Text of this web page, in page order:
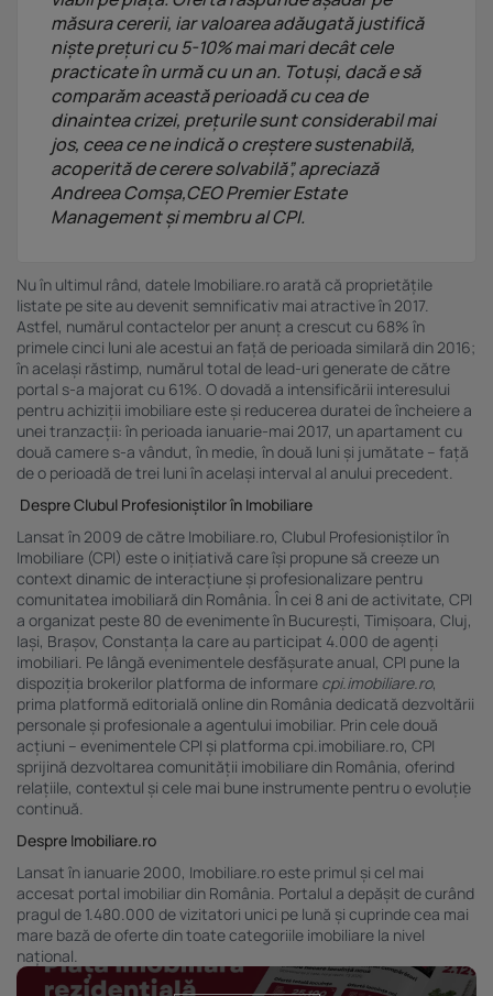
măsura cererii, iar valoarea adăugată justifică
niște prețuri cu 5-10% mai mari decât cele
practicate în urmă cu un an. Totuși, dacă e să
comparăm această perioadă cu cea de
dinaintea crizei, prețurile sunt considerabil mai
jos, ceea ce ne indică o creștere sustenabilă,
acoperită de cerere solvabilă”, apreciază
Andreea Comșa,CEO Premier Estate
Management și membru al CPI.
Nu în ultimul rând, datele Imobiliare.ro arată că proprietățile
listate pe site au devenit semnificativ mai atractive în 2017.
Astfel, numărul contactelor per anunț a crescut cu 68% în
primele cinci luni ale acestui an față de perioada similară din 2016;
în același răstimp, numărul total de lead-uri generate de către
portal s-a majorat cu 61%. O dovadă a intensificării interesului
pentru achiziții imobiliare este și reducerea duratei de încheiere a
unei tranzacții: în perioada ianuarie-mai 2017, un apartament cu
două camere s-a vândut, în medie, în două luni și jumătate – față
de o perioadă de trei luni în același interval al anului precedent.
Despre Clubul Profesioniștilor în Imobiliare
Lansat în 2009 de către Imobiliare.ro, Clubul Profesioniștilor în
Imobiliare (CPI) este o inițiativă care își propune să creeze un
context dinamic de interacțiune și profesionalizare pentru
comunitatea imobiliară din România. În cei 8 ani de activitate, CPI
a organizat peste 80 de evenimente în București, Timișoara, Cluj,
Iași, Brașov, Constanța la care au participat 4.000 de agenți
imobiliari. Pe lângă evenimentele desfășurate anual, CPI pune la
dispoziția brokerilor platforma de informare cpi.imobiliare.ro,
prima platformă editorială online din România dedicată dezvoltării
personale și profesionale a agentului imobiliar. Prin cele două
acțiuni – evenimentele CPI și platforma cpi.imobiliare.ro, CPI
sprijină dezvoltarea comunității imobiliare din România, oferind
relațiile, contextul și cele mai bune instrumente pentru o evoluție
continuă.
Despre Imobiliare.ro
Lansat în ianuarie 2000, Imobiliare.roeste primul şi cel mai
accesat portal imobiliar din România. Portalul a depășit de curând
pragul de 1.480.000 de vizitatori unici pe lună şi cuprinde cea mai
mare bază de oferte din toate categoriile imobiliare la nivel
național.